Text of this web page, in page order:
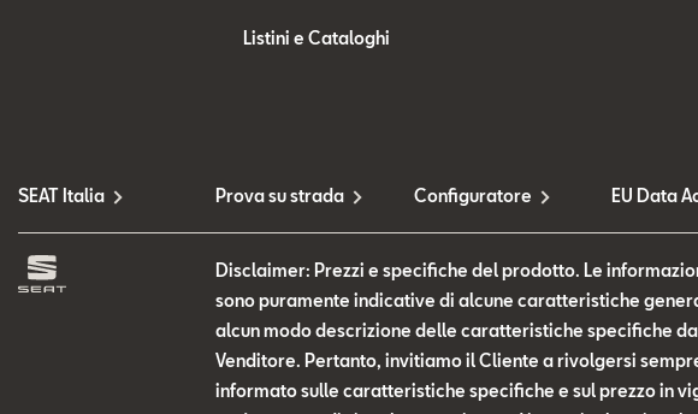
Listini e Cataloghi
SEAT Italia Prova su strada Configuratore EU Data
Disclaimer: Prezzi e specifiche del prodotto. Le
sono puramente indicative di alcune caratteristiche
alcun modo descrizione delle caratteristiche specifiche
Venditore. Pertanto, invitiamo il Cliente a rivolgersi
informato sulle caratteristiche specifiche e sul prezzo in